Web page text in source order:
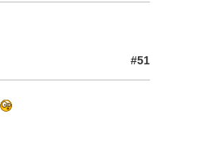
#51